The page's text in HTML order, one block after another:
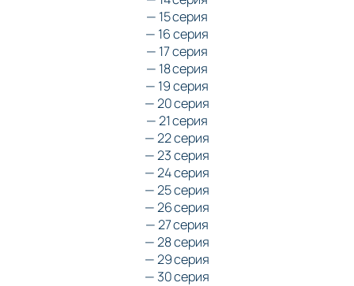
— 15 серия
— 16 серия
— 17 серия
— 18 серия
— 19 серия
— 20 серия
— 21 серия
— 22 серия
— 23 серия
— 24 серия
— 25 серия
— 26 серия
— 27 серия
— 28 серия
— 29 серия
— 30 серия